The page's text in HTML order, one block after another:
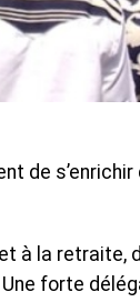
de s’enrichir
à la retraite,
forte